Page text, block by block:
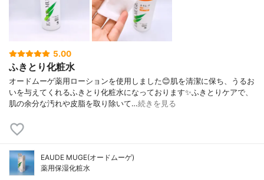
5.00
ふきとり化粧水
オードムーゲ薬用ローションを使用しました😊肌を清潔に保ち、うるお
いを与えてくれるふきとり化粧水になっております✨ふきとりケアで、
肌の余分な汚れや皮脂を取り除いて…続きを見る
EAUDE MUGE(オードムーゲ)
薬用保湿化粧水